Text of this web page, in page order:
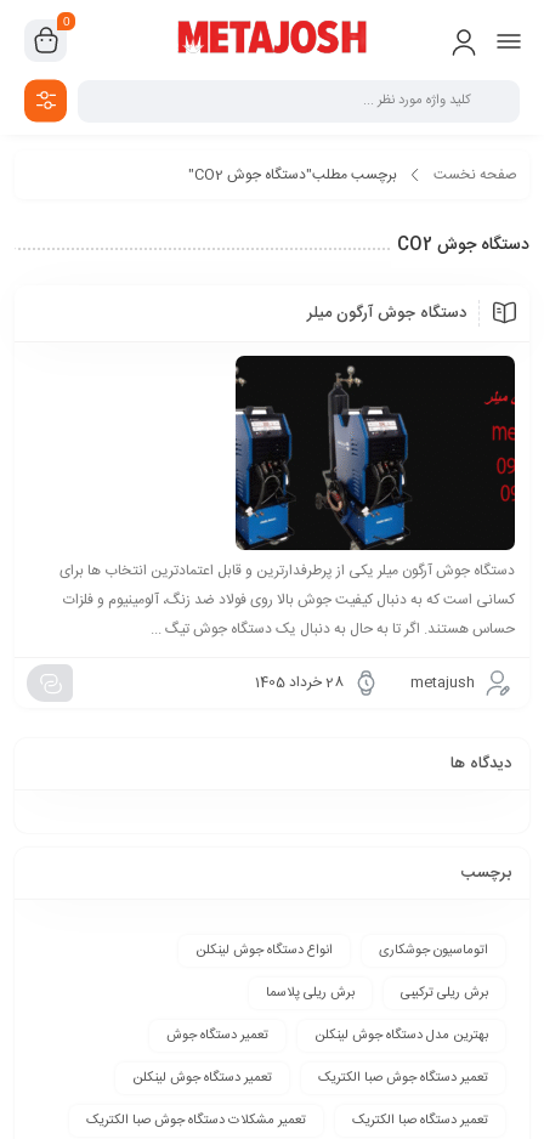
0
صفحه نخست برچسب مطلب"دستگاه جوش CO2"
دستگاه جوش CO2
دستگاه جوش آرگون میلر
دستگاه جوش آرگون میلر یکی از پرطرفدارترین و قابل اعتمادترین انتخاب ها برای
کسانی است که به دنبال کیفیت جوش بالا روی فولاد ضد زنگ، آلومینیوم و فلزات
حساس هستند. اگر تا به حال به دنبال یک دستگاه جوش تیگ ...
metajush 28 خرداد 1405
دیدگاه ها
برچسب
اتوماسیون جوشکاری
انواع دستگاه جوش لینکلن
برش ریلی ترکیبی
برش ریلی پلاسما
بهترین مدل دستگاه جوش لینکلن
تعمیر دستگاه جوش
تعمیر دستگاه جوش صبا الکتریک
تعمیر دستگاه جوش لینکلن
تعمیر دستگاه صبا الکتریک
تعمیر مشکلات دستگاه جوش صبا الکتریک